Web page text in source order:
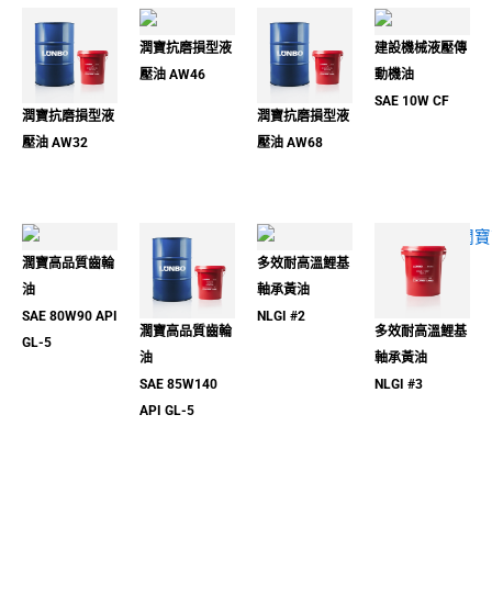
潤寶抗磨損型液
壓油 AW32
潤寶抗磨損型液
壓油 AW46
潤寶抗磨損型液
壓油 AW68
建設機械液壓傳
動機油
SAE 10W CF
濶寶高品質齒輪
油
SAE 80W90 API
GL-5
濶寶高品質齒輪
油
SAE 85W140
API GL-5
多效耐高溫鯉基
軸承黃油
NLGI #2
多效耐高溫鯉基
軸承黃油
NLGI #3